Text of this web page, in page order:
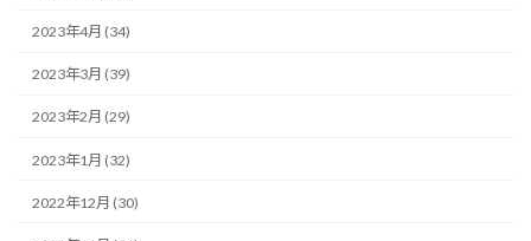
2023年4月 (34)
2023年3月 (39)
2023年2月 (29)
2023年1月 (32)
2022年12月 (30)